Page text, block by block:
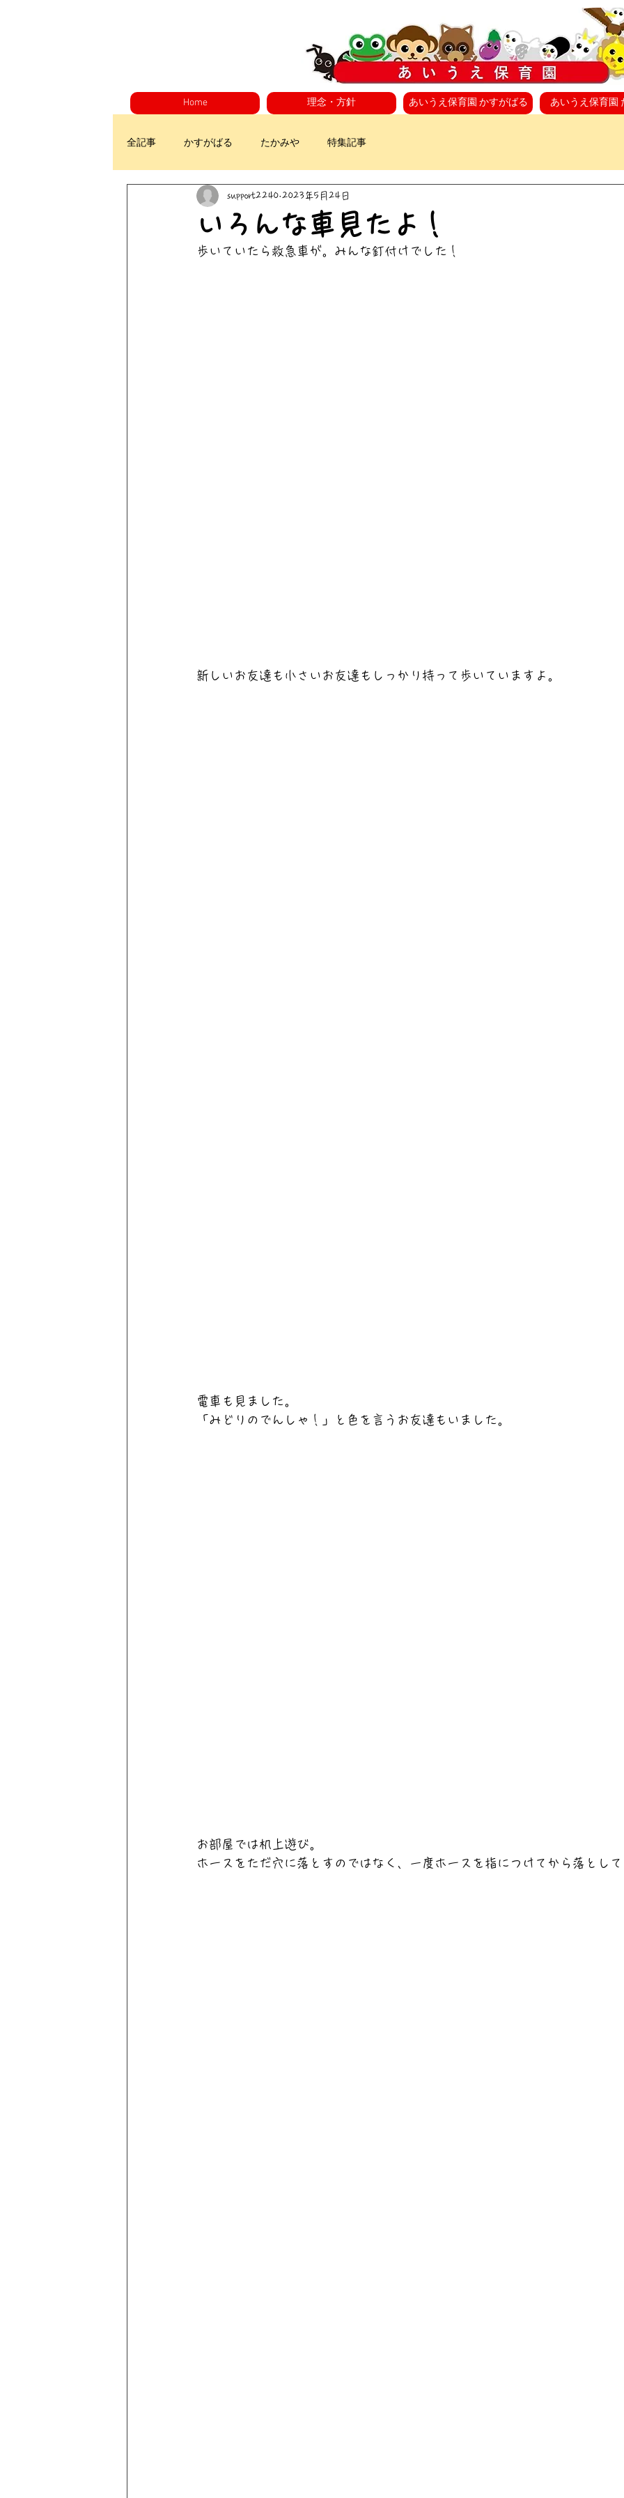
Home 理念・方針 あいうえ保育園 かすがばる あいうえ保育園
全記事 かすがばる たかみや 特集記事
いろんな車見たよ！
support2240 2023年5月24日
歩いていたら救急車が。みんな釘付けでした！
新しいお友達も小さいお友達もしっかり持って歩いていますよ。
電車も見ました。
「みどりのでんしゃ！」と色を言うお友達もいました。
お部屋では机上遊び。
ホースをただ穴に落とすのではなく、一度ホースを指につけてから落とし